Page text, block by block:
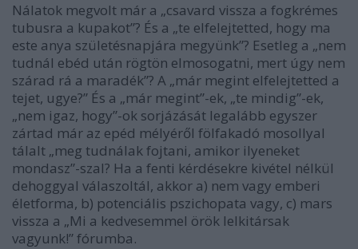
Nálatok megvolt már a „csavard vissza a fogkrémes
tubusra a kupakot”? És a „te elfelejtetted, hogy ma
este anya születésnapjára megyünk”? Esetleg a „nem
tudnál ebéd után rögtön elmosogatni, mert úgy nem
szárad rá a maradék”? A „már megint elfelejtetted a
tejet, ugye?” És a „már megint”-ek, „te mindig”-ek,
„nem igaz, hogy”-ok sorjázását legalább egyszer
zártad már az epéd mélyéről fölfakadó mosollyal
tálalt „meg tudnálak fojtani, amikor ilyeneket
mondasz”-szal? Ha a fenti kérdésekre kivétel nélkül
dehoggyal válaszoltál, akkor a) nem vagy emberi
életforma, b) potenciális pszichopata vagy, c) mars
vissza a „Mi a kedvesemmel örök lelkitársak
vagyunk!” fórumba.